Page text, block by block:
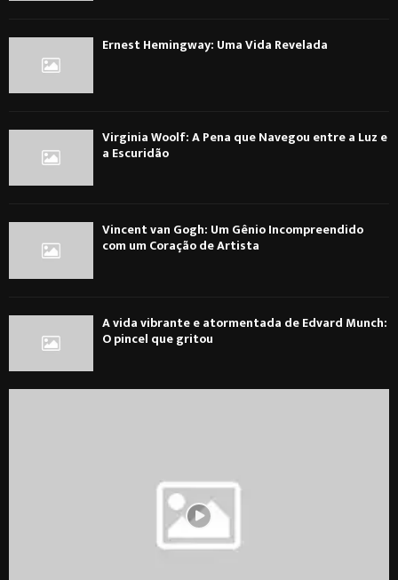
Ernest Hemingway: Uma Vida Revelada
Virginia Woolf: A Pena que Navegou entre a Luz e
a Escuridão
Vincent van Gogh: Um Gênio Incompreendido
com um Coração de Artista
A vida vibrante e atormentada de Edvard Munch:
O pincel que gritou